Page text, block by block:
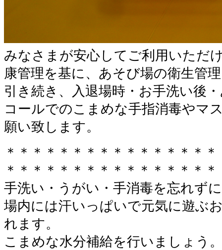
みなさまが安心してご利用いただ
康管理を基に、あそび場の衛生管
引き続き、入退場時・お手洗い後
コールでのこまめな手指消毒やマ
願い致します。
＊＊＊＊＊＊＊＊＊＊＊＊＊＊＊
＊＊＊＊＊＊＊＊＊＊＊＊＊＊＊＊
手洗い・うがい・手消毒を忘れず
場内には汗いっぱいで元気に遊ぶ
れます。
こまめな水分補給を行いましょう